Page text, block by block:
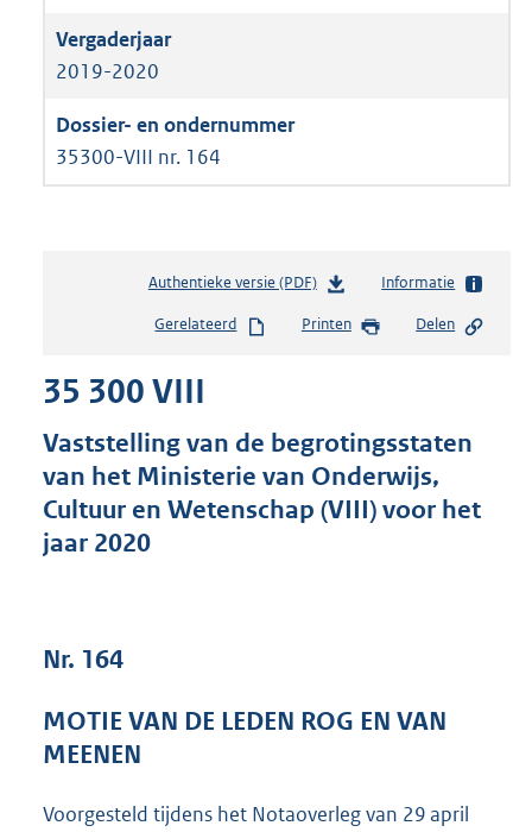
2019-2020
35300-VIII nr. 164
Authentieke versie (PDF)b
s
s
g
r
K
Informatie
Gerelateerd Printen Delen
35 300 VIII
Vaststelling van de begrotingsstaten
van het Ministerie van Onderwijs,
Cultuur en Wetenschap (VIII) voor het
jaar 2020
Nr. 164
MOTIE VAN DE LEDEN ROG EN VAN
MEENEN
Voorgesteld tijdens het Notaoverleg van 29 april